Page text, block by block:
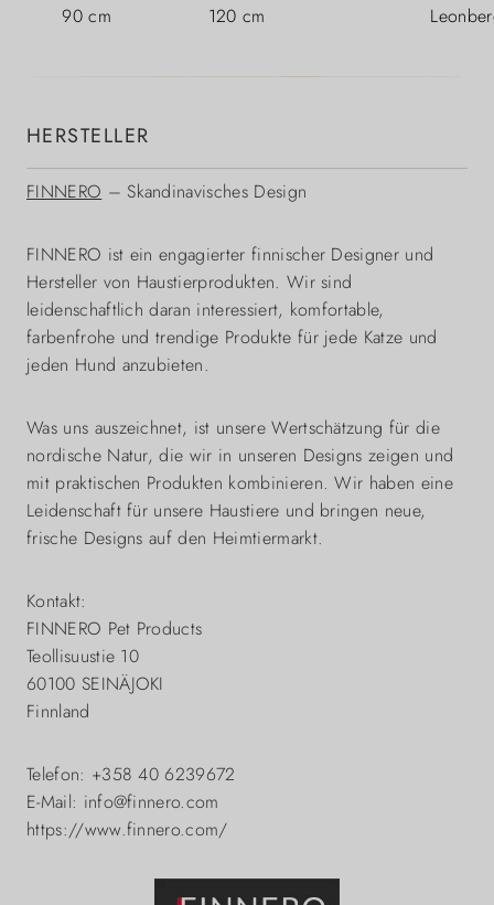
90 cm
120 cm
HERSTELLER
FINNERO – Skandinavisches Design
FINNERO ist ein engagierter finnischer Designer und
Hersteller von Haustierprodukten. Wir sind
leidenschaftlich daran interessiert, komfortable,
farbenfrohe und trendige Produkte für jede Katze und
jeden Hund anzubieten.
Was uns auszeichnet, ist unsere Wertschätzung für die
nordische Natur, die wir in unseren Designs zeigen und
mit praktischen Produkten kombinieren. Wir haben eine
Leidenschaft für unsere Haustiere und bringen neue,
frische Designs auf den Heimtiermarkt.
Kontakt:
FINNERO Pet Products
Teollisuustie 10
60100 SEINÄJOKI
Finnland
Telefon: +358 40 6239672
E-Mail: info@finnero.com
https://www.finnero.com/